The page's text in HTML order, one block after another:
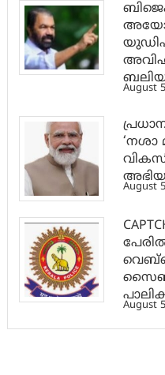
August
August
സൈബര്‍
August